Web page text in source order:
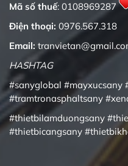
Mã số thuế: 0108969287
Điện thoại: 0976.567.318
Email:
HASHTAG
#sanyglobal #mayxucsany
#tramtronasphaltsany
#thietbilamduongsany
#thietbicangsany